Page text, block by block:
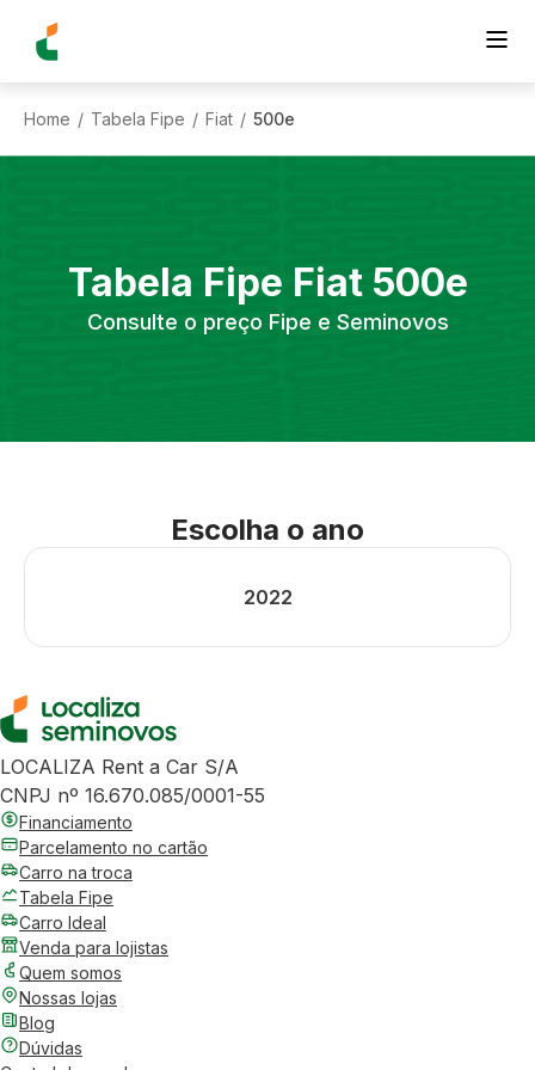
Home / Tabela Fipe / Fiat / 500e
Tabela Fipe Fiat 500e
Consulte o preço Fipe e Seminovos
Escolha o ano
2022
LOCALIZA Rent a Car S/A
CNPJ nº 16.670.085/0001-55
Financiamento
Parcelamento no cartão
Carro na troca
Tabela Fipe
Carro Ideal
Venda para lojistas
Quem somos
Nossas lojas
Blog
Dúvidas